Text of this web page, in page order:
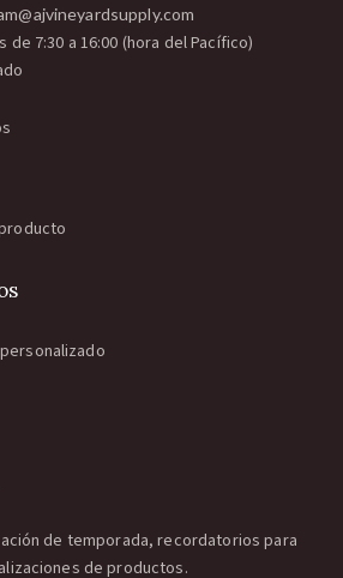
de 7:30 a 16:00 (hora del Pacífico)
de temporada, recordatorios para
de productos.